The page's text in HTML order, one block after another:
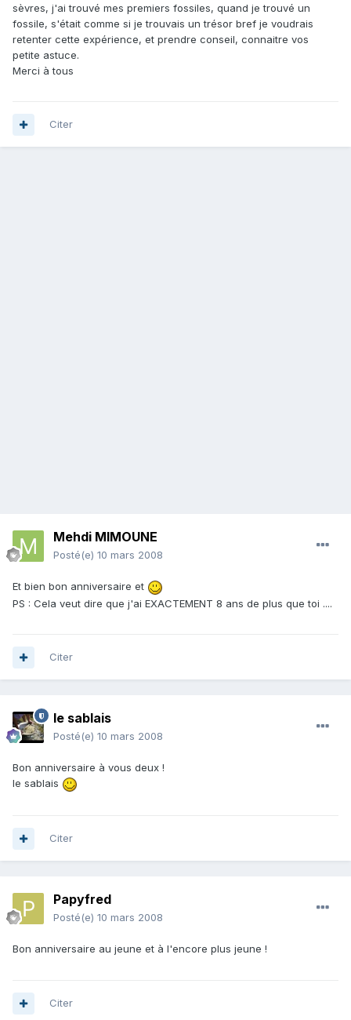
sèvres, j'ai trouvé mes premiers fossiles, quand je trouvé un
fossile, s'était comme si je trouvais un trésor bref je voudrais
retenter cette expérience, et prendre conseil, connaitre vos
petite astuce.
Merci à tous
Citer
Mehdi MIMOUNE
Posté(e) 10 mars 2008
Et bien bon anniversaire et
PS : Cela veut dire que j'ai EXACTEMENT 8 ans de plus que toi ....
Citer
le sablais
Posté(e) 10 mars 2008
Bon anniversaire à vous deux !
le sablais
Citer
Papyfred
Posté(e) 10 mars 2008
Bon anniversaire au jeune et à l'encore plus jeune !
Citer